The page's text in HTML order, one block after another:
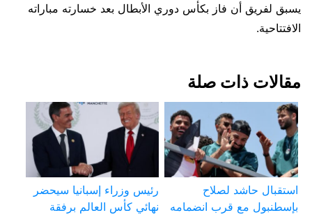
يسبق لفريق أن فاز بكأس دوري الأبطال بعد خسارته مباراته
الافتتاحية.
مقالات ذات صلة
استقبال حاشد لصلاح
بإسطنبول مع قرب انضمامه
رئيس وزراء إسبانيا سيحضر
نهائي كأس العالم برفقة